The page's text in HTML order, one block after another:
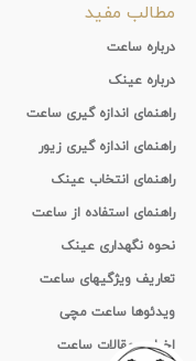
مطالب مفید
درباره ساعت
درباره عینک
راهنمای اندازه گیری ساعت
راهنمای اندازه گیری زیور
راهنمای انتخاب عینک
راهنمای استفاده از ساعت
نحوه نگهداری عینک
تعاریف ویژگیهای ساعت
ویدئوها ساعت مچی
اخبار و مقالات ساعت